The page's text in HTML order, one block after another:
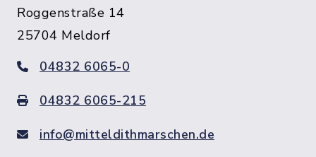
Roggenstraße 14
25704 Meldorf
04832 6065-0
04832 6065-215
info@mitteldithmarschen.de